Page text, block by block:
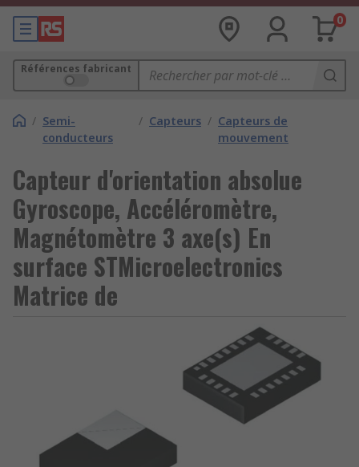
0
Références fabricant
/ Semi-
conducteurs
/ Capteurs / Capteurs de
mouvement
Capteur d'orientation absolue
Gyroscope, Accéléromètre,
Magnétomètre 3 axe(s) En
surface STMicroelectronics
Matrice de